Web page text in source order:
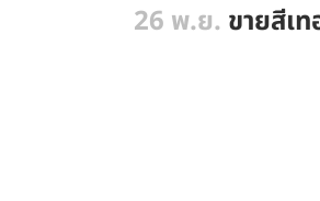
26 พ.ย. ขายสีเ